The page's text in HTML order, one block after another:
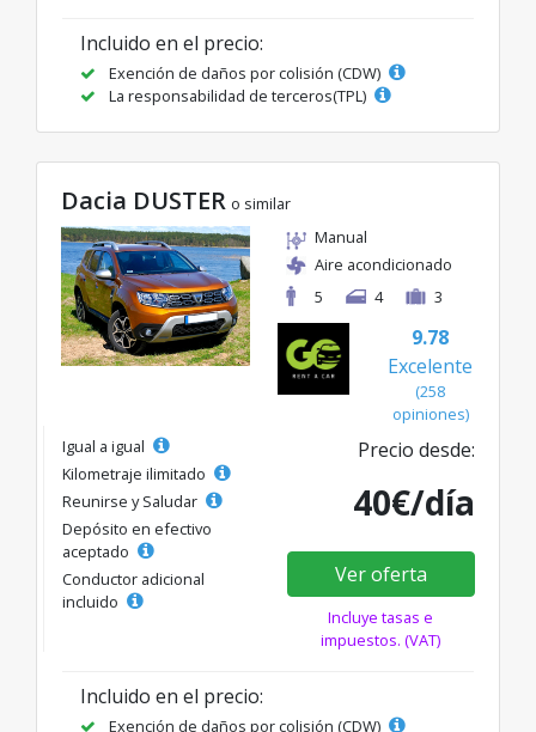
Incluido en el precio:
Exención de daños por colisión (CDW)
La responsabilidad de terceros(TPL)
Dacia DUSTER o similar
Manual
Aire acondicionado
5
4 3
9.78
Excelente
(258
opiniones)
Igual a igual
Kilometraje ilimitado
Reunirse y Saludar
Depósito en efectivo
aceptado
Conductor adicional
incluido
Precio desde:
40€/día
Ver oferta
Incluye tasas e
impuestos. (VAT)
Incluido en el precio:
Exención de daños por colisión (CDW)